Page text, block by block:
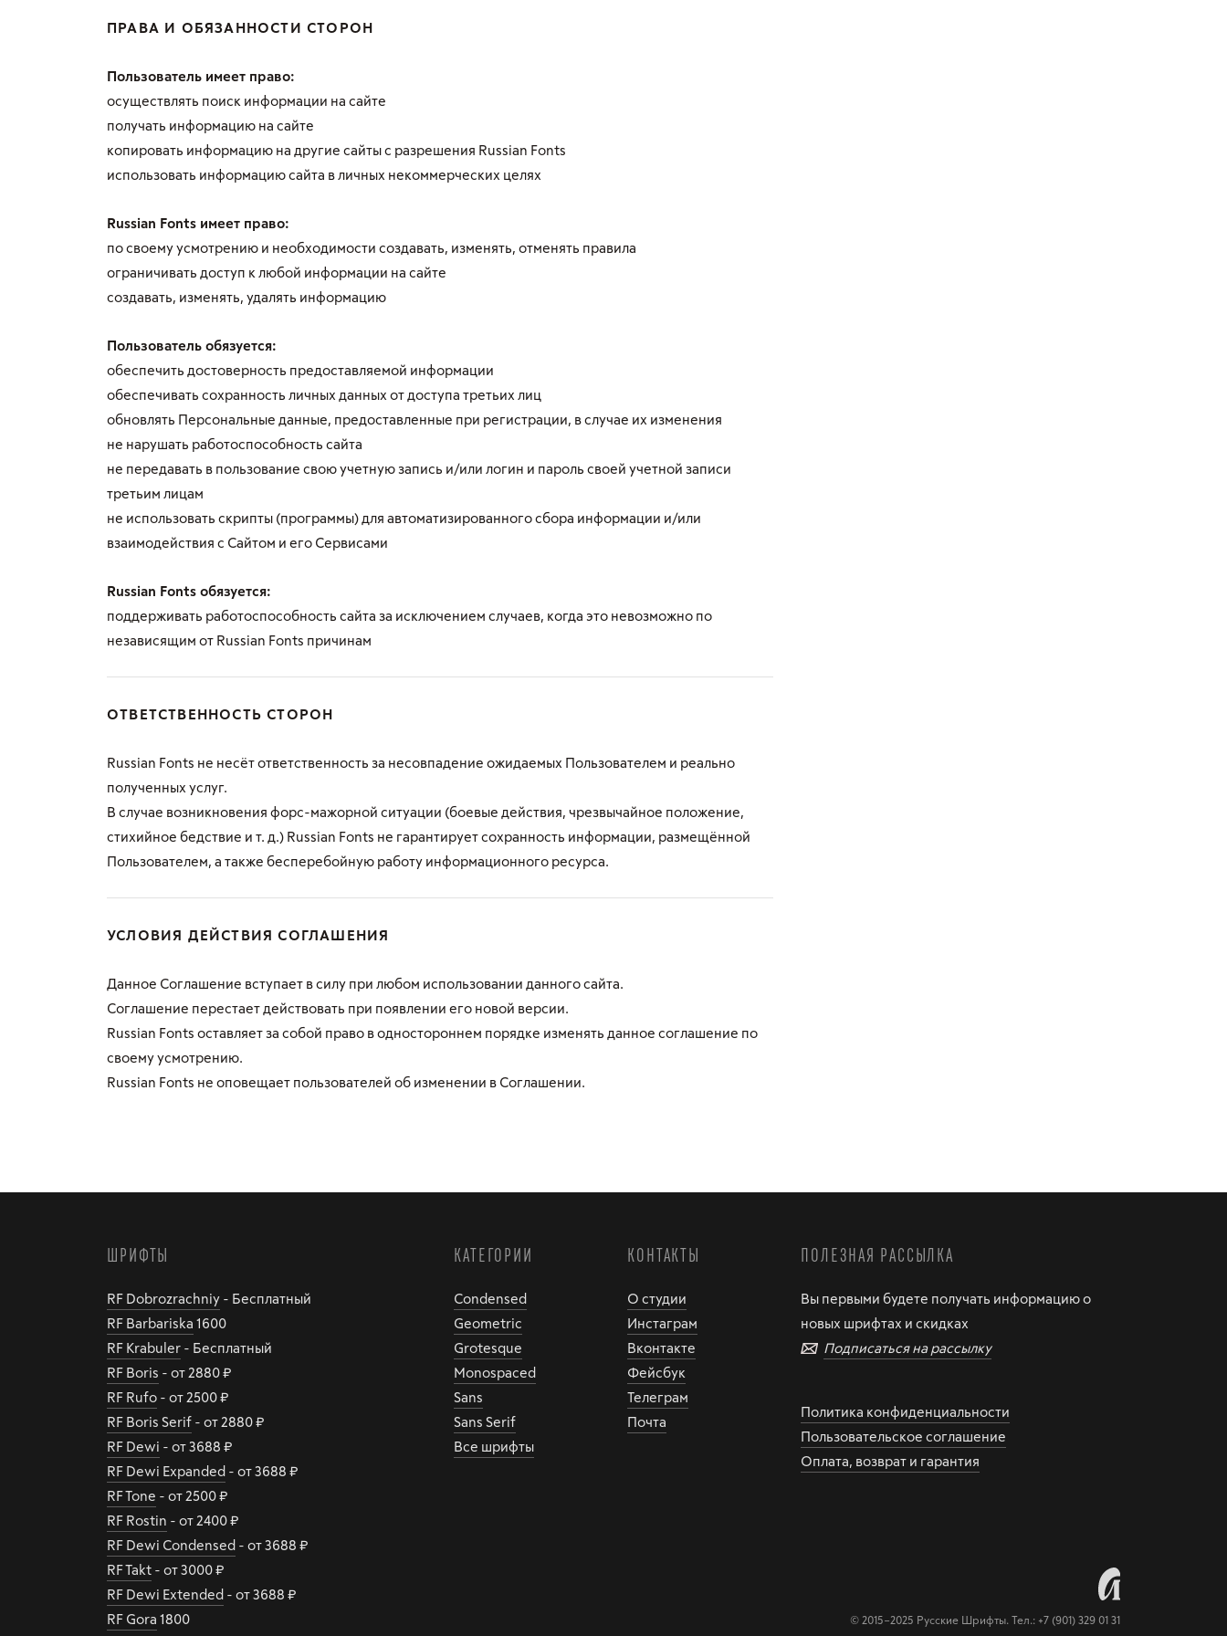
ПРАВА И ОБЯЗАННОСТИ СТОРОН
Пользователь имеет право:
осуществлять поиск информации на сайте
получать информацию на сайте
копировать информацию на другие сайты с разрешения Russian Fonts
использовать информацию сайта в личных некоммерческих целях
Russian Fonts имеет право:
по своему усмотрению и необходимости создавать, изменять, отменять правила
ограничивать доступ к любой информации на сайте
создавать, изменять, удалять информацию
Пользователь обязуется:
обеспечить достоверность предоставляемой информации
обеспечивать сохранность личных данных от доступа третьих лиц
обновлять Персональные данные, предоставленные при регистрации, в случае их изменения
не нарушать работоспособность сайта
не передавать в пользование свою учетную запись и/или логин и пароль своей учетной записи
третьим лицам
не использовать скрипты (программы) для автоматизированного сбора информации и/или
взаимодействия с Сайтом и его Сервисами
Russian Fonts обязуется:
поддерживать работоспособность сайта за исключением случаев, когда это невозможно по
независящим от Russian Fonts причинам
ОТВЕТСТВЕННОСТЬ СТОРОН
Russian Fonts не несёт ответственность за несовпадение ожидаемых Пользователем и реально
полученных услуг.
В случае возникновения форс-мажорной ситуации (боевые действия, чрезвычайное положение,
стихийное бедствие и т. д.) Russian Fonts не гарантирует сохранность информации, размещённой
Пользователем, а также бесперебойную работу информационного ресурса.
УСЛОВИЯ ДЕЙСТВИЯ СОГЛАШЕНИЯ
Данное Соглашение вступает в силу при любом использовании данного сайта.
Соглашение перестает действовать при появлении его новой версии.
Russian Fonts оставляет за собой право в одностороннем порядке изменять данное соглашение по
своему усмотрению.
Russian Fonts не оповещает пользователей об изменении в Соглашении.
ШРИФТЫ
RF Dobrozrachniy - Бесплатный
RF Barbariska 1600
RF Krabuler - Бесплатный
RF Boris - от 2880 ₽
RF Rufo - от 2500 ₽
RF Boris Serif - от 2880 ₽
RF Dewi - от 3688 ₽
RF Dewi Expanded - от 3688 ₽
RF Tone - от 2500 ₽
RF Rostin - от 2400 ₽
RF Dewi Condensed - от 3688 ₽
RF Takt - от 3000 ₽
RF Dewi Extended - от 3688 ₽
RF Gora 1800
КАТЕГОРИИ
Condensed
Geometric
Grotesque
Monospaced
Sans
Sans Serif
Все шрифты
КОНТАКТЫ
О студии
Инстаграм
Вконтакте
Фейсбук
Телеграм
Почта
ПОЛЕЗНАЯ РАССЫЛКА
Вы первыми будете получать информацию о
новых шрифтах и скидках
Подписаться на рассылку
Политика конфиденциальности
Пользовательское соглашение
Оплата, возврат и гарантия
© 2015–2025 Русские Шрифты. Тел.: +7 (901) 329 01 31